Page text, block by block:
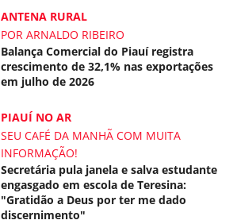
ANTENA RURAL
POR ARNALDO RIBEIRO
Balança Comercial do Piauí registra
crescimento de 32,1% nas exportações
em julho de 2026
PIAUÍ NO AR
SEU CAFÉ DA MANHÃ COM MUITA
INFORMAÇÃO!
Secretária pula janela e salva estudante
engasgado em escola de Teresina:
"Gratidão a Deus por ter me dado
discernimento"